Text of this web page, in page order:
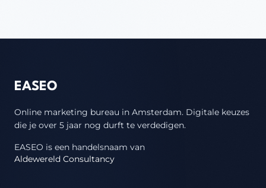
EASEO
Online marketing bureau in Amsterdam. Digitale keuzes
die je over 5 jaar nog durft te verdedigen.
EASEO is een handelsnaam van
Aldewereld Consultancy